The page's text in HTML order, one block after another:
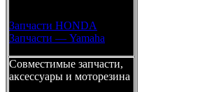
Запчасти HONDA
Запчасти — Yamaha
Совместимые запчасти,
аксессуары и моторезина